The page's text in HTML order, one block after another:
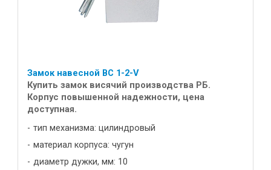
Замок навесной ВС 1-2-V
Купить замок висячий производства РБ.
Корпус повышенной надежности, цена
доступная.
тип механизма: цилиндровый
материал корпуса: чугун
диаметр дужки, мм: 10